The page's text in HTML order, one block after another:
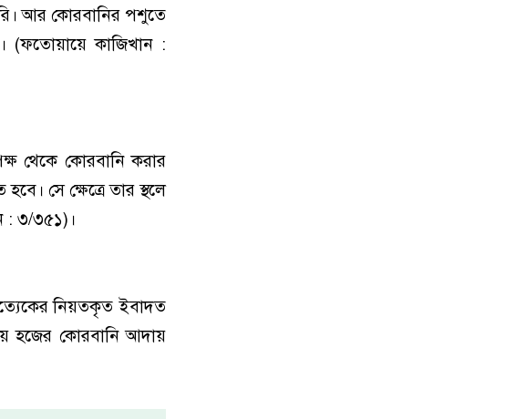
আর কোরবানির পশুতে
(ফতোয়ায়ে কাজিখান :
থেকে কোরবানি করার
সে ক্ষেত্রে তার স্থলে
: ৩/৩৫১)।
নিয়তকৃত ইবাদত
হজের কোরবানি আদায়